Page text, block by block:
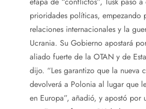
prioridades políticas, empezando
relaciones internacionales y la
Ucrania. Su Gobierno apostará
aliado fuerte de la OTAN y de
dijo. “Les garantizo que la nueva
devolverá a Polonia al lugar que
en Europa”, añadió, y apostó por